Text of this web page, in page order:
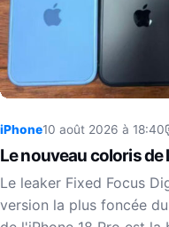
iPhone10 août 2026 à 18:40
Le nouveau coloris de
Le leaker Fixed Focus
version la plus foncée